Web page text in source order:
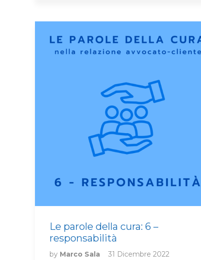
Le parole della cura: 6 –
responsabilità
by Marco Sala
31 Dicembre 2022